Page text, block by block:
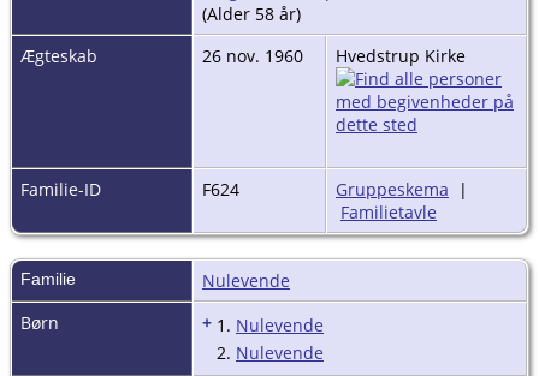
(Alder 58 år)
Ægteskab
26 nov. 1960 Hvedstrup Kirke
Familie-ID F624 Gruppeskema |
Familietavle
Familie
Nulevende
Børn
+ 1. Nulevende
2. Nulevende